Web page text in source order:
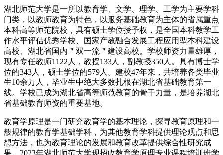
湖北师范大学是一所以教育学、文学、理学、工学为主要学科
门类，以教师教育为特色，以服务基础教育为主体的省属重点
本科高等师范院校，具有硕士学位授予权，是全国本科教学工
作水平评估优秀学校、国家产教融合发展工程应用型本科建设
高校、湖北省国内＂双一流＂建设高校。学校师资力量雄厚，
现有专任教师1122人，教授133人，副教授350人。具有博士学
位的343人，硕士学位的579人。建校47年来，共培养各类毕业
生10余万人，毕业生中绝大多数扎根在湖北省基础教育第一
线。学校已成为湖北省高等师范教育的骨干力量，是培养湖北
省基础教育师资的重要基地。
教育学原理是一门研究教育学的基本理论，探寻教育原理和一
般规律的教育学基础学科，为其他教育学科提供理论观点和思
想方法，也为教育理论的发展和教育改革提供综合性研究成
果。2023年湖北师范大学现招收教育学原理专业课程培训班学